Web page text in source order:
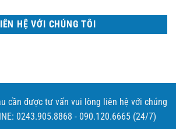
HỆ VỚI CHÚNG TÔI
cần được tư vấn vui lòng liên hệ với chúng
0243.905.8868 - 090.120.6665 (24/7)